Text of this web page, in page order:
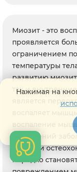
Миозит - это
проявляется
ограничением
температуры
развитию
так и
является
воспаляет
воспаление
обострений
артроз и
нередко
Нажимая на